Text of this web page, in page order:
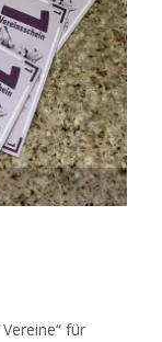
für